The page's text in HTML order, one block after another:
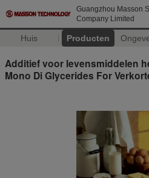
Guangzhou Masson
Company Limited
Huis Producten
Additief voor levensmiddelen
Mono Di Glycerides For